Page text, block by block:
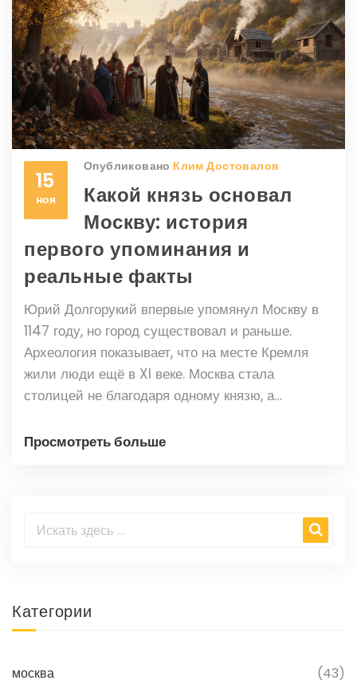
15
ноя
Опубликовано Клим Достовалов
Какой князь основал
Москву: история
первого упоминания и
реальные факты
Юрий Долгорукий впервые упомянул Москву в
1147 году, но город существовал и раньше.
Археология показывает, что на месте Кремля
жили люди ещё в XI веке. Москва стала
столицей не благодаря одному князю, а
многих поколений.
Просмотреть больше
Категории
москва (43)